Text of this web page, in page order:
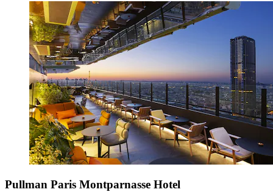
Pullman Paris Montparnasse Hotel